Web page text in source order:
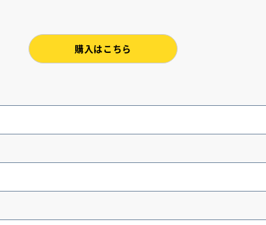
購入はこちら